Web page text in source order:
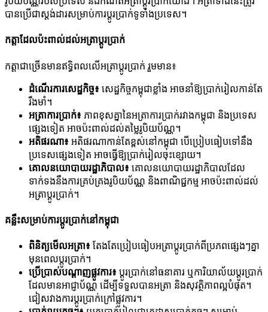
បានប្រើជាស្តង់ដារសម្រាប់ការប្តូរប្រាក់ទូទាំងប្រទេស។
កត្តាដែលប៉ះពាល់ដល់អត្រាប្តូរប្រាក់
កត្តាជាច្រើនមានឥទ្ធិពលលើអត្រាប្តូរប្រាក់ រួមមាន៖
ដំណើរការសេដ្ឋកិច្ច៖ សេដ្ឋកិច្ចកម្ពុជាខ្លាំង អាចនាំឱ្យប្រាក់រៀលកាន់តែ
រឹងមាំ។
អត្រាការប្រាក់៖ ភាពខុសគ្នានៃអត្រាការប្រាក់រវាងកម្ពុជា និងប្រទេស
ផ្សេងទៀត អាចប៉ះពាល់ដល់តម្លៃរូបិយប័ណ្ណ។
អតិផរណា៖ អតិផរណាកាន់តែខ្ពស់នៅកម្ពុជា បើប្រៀបធៀបទៅនឹង
ប្រទេសផ្សេងទៀត អាចធ្វើឱ្យប្រាក់រៀលចុះខ្សោយ។
គោលនយោបាយរដ្ឋាភិបាល៖ គោលនយោបាយរដ្ឋាភិបាលដែល
ទាក់ទងនឹងការគ្រប់គ្រងរូបិយប័ណ្ណ និងពាណិជ្ជកម្ម អាចប៉ះពាល់ដល់
អត្រាប្តូរប្រាក់។
គន្លឹះសម្រាប់ការប្តូរប្រាក់នៅកម្ពុជា
ពិនិត្យមើលអត្រា៖ តែងតែប្រៀបធៀបអត្រាប្តូរប្រាក់ពីប្រភពផ្សេងៗគ្នា
មុនពេលប្តូរប្រាក់។
ប្រើប្រាស់បណ្តាញផ្លូវការ៖ ប្តូរប្រាក់នៅធនាគារ ឬការិយាល័យប្តូរប្រាក់
ដែលមានអាជ្ញាប័ណ្ណ ដើម្បីទទួលបានអត្រា និងសុវត្ថិភាពល្អបំផុត។
ជៀសវាងការប្តូរប្រាក់ក្រៅផ្លូវការ។